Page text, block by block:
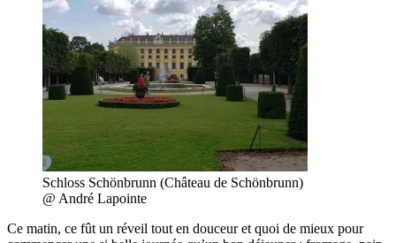
Schloss Schönbrunn (Château de Schönbrunn)
@ André Lapointe
Ce matin, ce fût un réveil tout en douceur et quoi de mieux pour